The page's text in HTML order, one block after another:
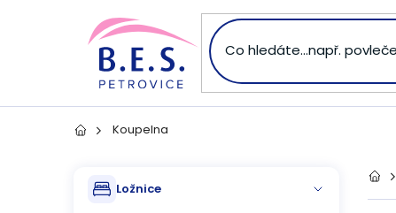
Domů Koupelna
kategorieLožnice Domů